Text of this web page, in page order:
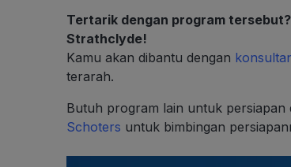
Tertarik dengan program
Strathclyde!
Kamu akan dibantu dengan
terarah.
Butuh program lain untuk persiapan
Schoters untuk bimbingan